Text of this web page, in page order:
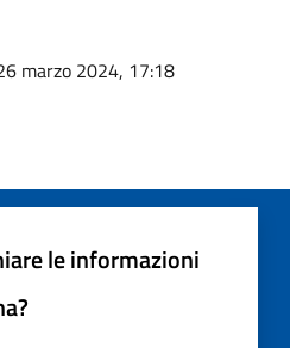
marzo 2024, 17:18
le informazioni